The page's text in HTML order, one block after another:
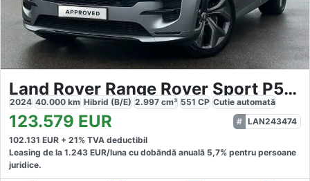
Land Rover Range Rover Sport P550e Autobiography
2024 40.000 km Hibrid (B/E) 2.997 cm³ 551 CP Cutie automată
123.579 EUR
LAN243474
102.131 EUR + 21% TVA deductibil
Leasing de la 1.243 EUR/luna cu dobăndă anuală 5,7% pentru persoane
juridice.